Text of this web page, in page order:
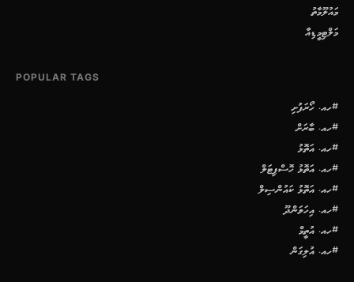
މައުލޫމާތު
މަލްޓިމީޑިއާ
POPULAR TAGS
#ހއ. ހޯރަފުށި
#ހއ. ބާރަށް
#ހއ. އަތޮޅު
#ހއ. އަތޮޅު ހޮސްޕިޓަލް
#ހއ. އަތޮޅު ކައުންސިލް
#ހއ. އިހަވަންދޫ
#ހއ. އުތީމް
#ހއ. އުލިގަން